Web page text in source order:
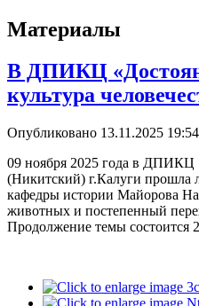
Материалы
В ДПИКЦ
культура
Опубликовано 13.11.2025 19:54
09 ноября 2025 года в ДПИКЦ
(Никитский) г.Калуги прошла
кафедры истории Майорова
животных и постепенный
Продолжение темы состоится